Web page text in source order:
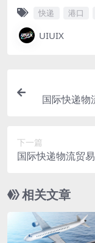
快递 港口
UIUIX
国际快递物
下一篇
国际快递物流贸
相关文章